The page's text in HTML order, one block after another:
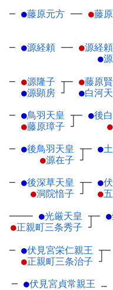
─ ●藤原元方 ── ●藤
─ ●源経頼 ── ●源経
●
─ ●源隆子 ┬
●源顕房 ┘
─ ●藤原
●白河
─ ●鳥羽天皇 ┬
●藤原璋子 ┘
─ ●後
●
─ ●後鳥羽天皇 ┬
●源在子 ┘
─ ●
─ ●後深草天皇 ┬
●洞院愔子 ┘
─ ●
●
──── ●光厳天皇 ┬
●正親町三条秀子 ┘
─ ●
─ ●伏見宮栄仁親王 ┬
●正親町三条治子 ┘
─
─ ●伏見宮貞常親王 …